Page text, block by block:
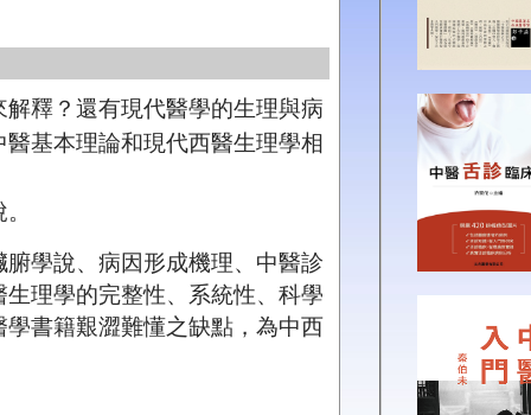
釋？還有現代醫學的生理與病
基本理論和現代西醫生理學相
學說、病因形成機理、中醫診
理學的完整性、系統性、科學
書籍艱澀難懂之缺點，為中西